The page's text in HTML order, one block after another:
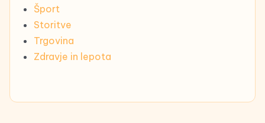
Šport
Storitve
Trgovina
Zdravje in lepota